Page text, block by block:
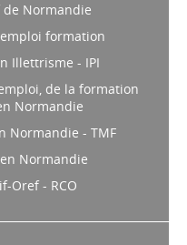
Normandie
formation
Illettrisme - IPI
de la formation
Normandie
Normandie - TMF
Normandie
Oref - RCO